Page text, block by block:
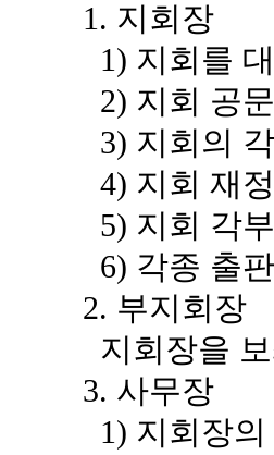
1. 지회장
1) 지회를
2) 지회 공
3) 지회의
4) 지회 재
5) 지회 각
6) 각종 출
2. 부지회장
지회장을
3. 사무장
1) 지회장